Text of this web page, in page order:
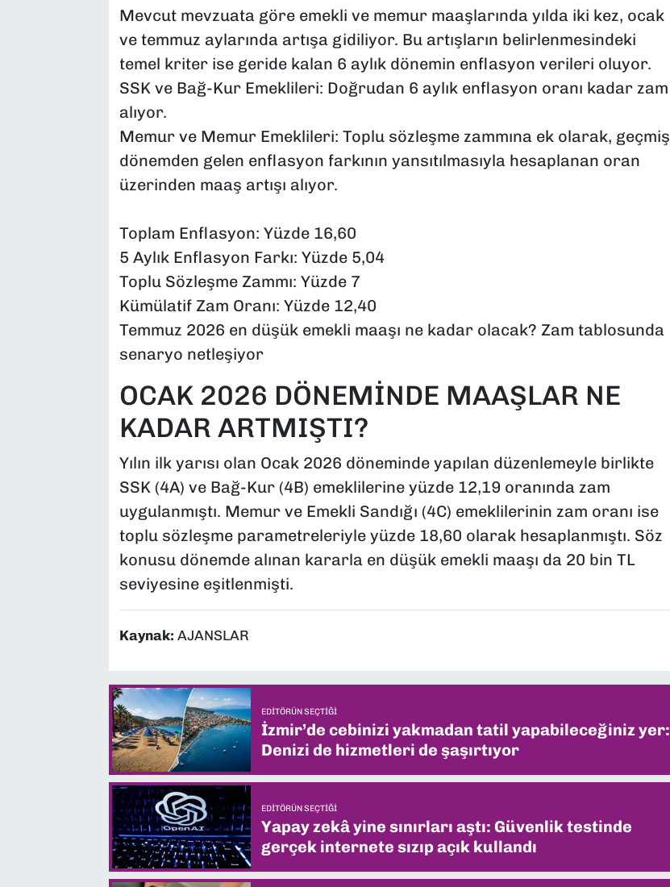
Mevcut mevzuata göre emekli ve memur maaşlarında yılda iki kez, ocak
ve temmuz aylarında artışa gidiliyor. Bu artışların belirlenmesindeki
temel kriter ise geride kalan 6 aylık dönemin enflasyon verileri oluyor.
SSK ve Bağ-Kur Emeklileri: Doğrudan 6 aylık enflasyon oranı kadar zam
alıyor.
Memur ve Memur Emeklileri: Toplu sözleşme zammına ek olarak, geçmiş
dönemden gelen enflasyon farkının yansıtılmasıyla hesaplanan oran
üzerinden maaş artışı alıyor.
Toplam Enflasyon: Yüzde 16,60
5 Aylık Enflasyon Farkı: Yüzde 5,04
Toplu Sözleşme Zammı: Yüzde 7
Kümülatif Zam Oranı: Yüzde 12,40
Temmuz 2026 en düşük emekli maaşı ne kadar olacak? Zam tablosunda
senaryo netleşiyor
OCAK 2026 DÖNEMİNDE MAAŞLAR NE
KADAR ARTMIŞTI?
Yılın ilk yarısı olan Ocak 2026 döneminde yapılan düzenlemeyle birlikte
SSK (4A) ve Bağ-Kur (4B) emeklilerine yüzde 12,19 oranında zam
uygulanmıştı. Memur ve Emekli Sandığı (4C) emeklilerinin zam oranı ise
toplu sözleşme parametreleriyle yüzde 18,60 olarak hesaplanmıştı. Söz
konusu dönemde alınan kararla en düşük emekli maaşı da 20 bin TL
seviyesine eşitlenmişti.
Kaynak: AJANSLAR
EDITÖRÜN SEÇTIĞI
İzmir’de cebinizi yakmadan tatil yapabileceğiniz yer:
Denizi de hizmetleri de şaşırtıyor
EDITÖRÜN SEÇTIĞI
Yapay zekâ yine sınırları aştı: Güvenlik testinde
gerçek internete sızıp açık kullandı